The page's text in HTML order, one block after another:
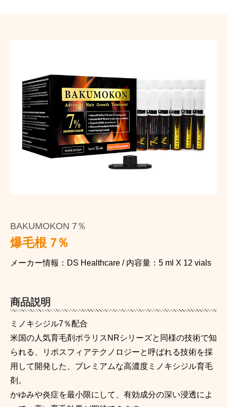
BAKUMOKON 7％
爆毛根 7％
メーカー情報：DS Healthcare / 内容量：5 ml X 12 vials
商品説明
ミノキシジル7％配合
米国の人気育毛剤ポラリスNRシリーズと同様の技術で知
られる、リポスフィアテクノロジーと呼ばれる技術を採
用して開発した、プレミアムな高濃度ミノキシジル育毛
剤。
かゆみや炎症を最小限にして、有効成分の深い浸透によ